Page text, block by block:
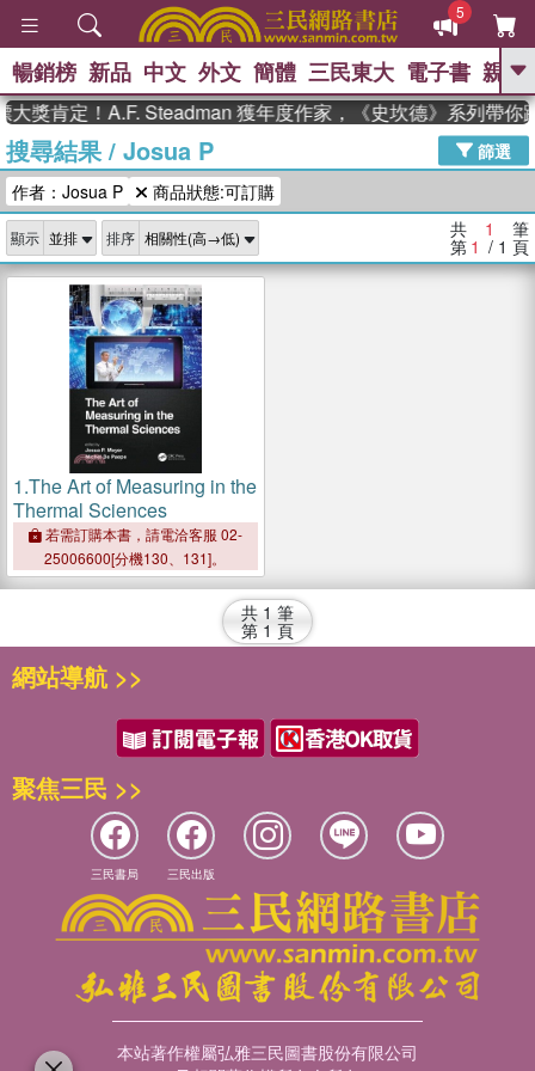
5
GO
高希均教授回憶錄
、 The Odyssey 、 父親節 、 如果歷
史是一群喵
獎 臺灣漫遊錄 、 方念華 、 台灣的李
登輝時代
數學女孩：黎曼猜想 、
偉大的迷走神經
暢銷榜 新品 中文 外文 簡體 三民東大 電子書 親子
獎肯定！A.F. Steadman 獲年度作家，《史坎德》系列帶你
搜尋結果/ Josua P
篩選
作者：Josua P
商品狀態:可訂購
顯示 排序 共 1 筆
第 1 / 1 頁
1.The Art of Measuring in the
Thermal Sciences
若需訂購本書，請電洽客服 02-
25006600[分機130、131]。
共 1 筆
第 1 頁
網站導航 >>
聚焦三民 >>
三民書局 三民出版
本站著作權屬弘雅三民圖書股份有限公司